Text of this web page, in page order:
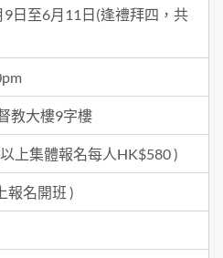
9日至6月11日(逢禮拜四，共
教大樓9字樓
上集體報名每人HK$580 )
報名開班 )